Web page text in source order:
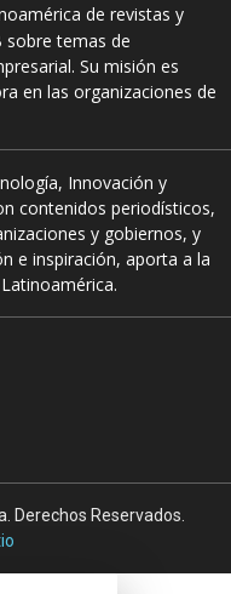
de revistas y
sobre temas de
Su misión es
en las organizaciones de
Innovación y
contenidos periodísticos,
y gobiernos, y
e inspiración, aporta a la
Derechos Reservados.